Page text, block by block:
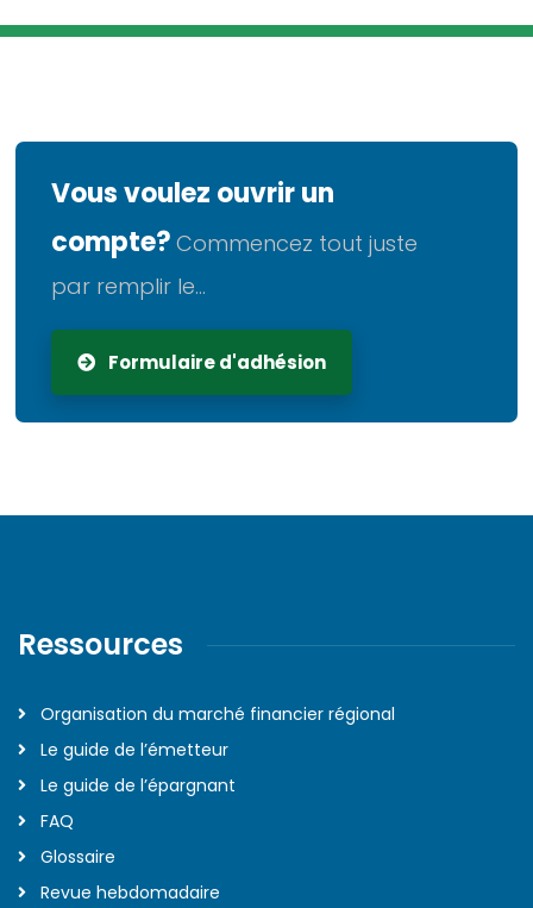
Vous voulez ouvrir un
compte? Commencez tout juste
par remplir le...
Formulaire d'adhésion
Ressources
Organisation du marché financier régional
Le guide de l’émetteur
Le guide de l’épargnant
FAQ
Glossaire
Revue hebdomadaire